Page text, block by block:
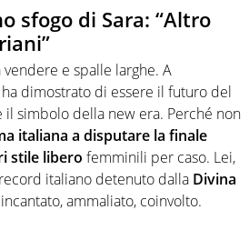
sfogo di Sara: “Altro
e spalle larghe. A
ha dimostrato di essere il futuro del
il simbolo della new era. Perché non
italiana a disputare la finale
stile libero femminili per caso. Lei,
italiano detenuto dalla Divina
ammaliato, coinvolto.